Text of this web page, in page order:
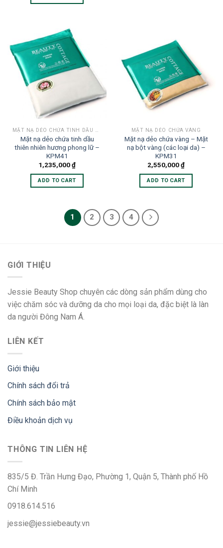
MẶT NẠ DẺO CHỨA TINH DẦU THIÊN NHIÊN
Mặt nạ dẻo chứa tinh dầu
thiên nhiên hương phong lữ –
KPM41
1,235,000₫
ADD TO CART
MẶT NẠ DẺO CHỨA VÀNG
Mặt nạ dẻo chứa vàng – Mặt
nạ bột vàng (các loại da) –
KPM31
2,550,000₫
ADD TO CART
1 2 3 4
GIỚI THIỆU
Jessie Beauty Shop chuyên các dòng sản phẩm dùng cho
việc chăm sóc và dưỡng da cho mọi loại da, đặc biệt là làn
da người Đông Nam Á.
LIÊN KẾT
Giới thiệu
Chính sách đổi trả
Chính sách bảo mật
Điều khoản dịch vụ
THÔNG TIN LIÊN HỆ
835/5 Đ. Trần Hưng Đạo, Phường 1, Quận 5, Thành phố Hồ
Chí Minh
0918.614.516
jessie@jessiebeauty.vn